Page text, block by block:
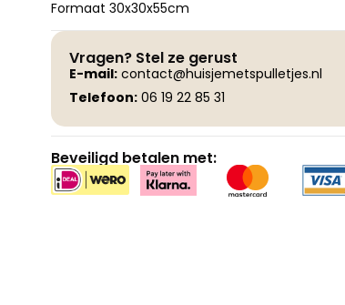
Formaat 30x30x55cm
Vragen? Stel ze gerust
E-mail: contact@huisjemetspulletjes.nl
Telefoon: 06 19 22 85 31
Beveiligd betalen met: